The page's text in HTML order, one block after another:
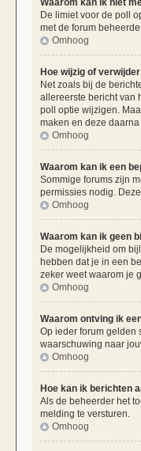
De limiet voor de poll
met de forum
Omhoog
Hoe wijzig of
Net zoals bij de
allereerste bericht van
poll optie wijzigen.
maken en deze
Omhoog
Waarom kan ik een
Sommige forums zijn
permissies nodig.
Omhoog
Waarom kan ik geen
De mogelijkheid om
hebben dat je in een
zeker weet waarom je
Omhoog
Waarom ontving ik
Op ieder forum gelden
waarschuwing naar
Omhoog
Hoe kan ik berichten
Als de beheerder het
melding te versturen.
Omhoog